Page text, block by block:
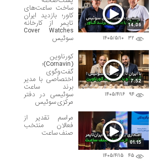
۳۲ ۱۴۰۵/۵/۱۰
14:06
ساخت ساعت‌های
کاور؛ بازدید ایران
تایمر از کارخانه
Cover Watches
سوئیس
۹۴ ۱۴۰۵/۴/۱۶
7:52
کورناوین
(Cornavin)؛
گفت‌وگوی
اختصاصی با مدیر
برند ساعت
سوئیسی در دفتر
مرکزی سوئیس
۴۵ ۱۴۰۵/۴/۱۵
01:15
مراسم تقدیر از
فعالان منتخب
صنف ساعت